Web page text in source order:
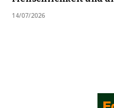
14/07/2026